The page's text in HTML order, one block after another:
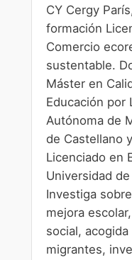
CY Cergy
formación
Comercio
sustentable.
Máster en
Educación por
Autónoma de
de Castellano
Licenciado en
Universidad
Investiga
mejora
social,
migrantes,